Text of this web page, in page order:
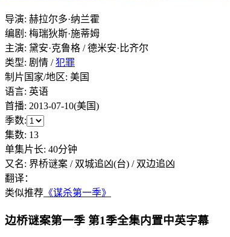
导演: 赫拉尔多·纳兰霍
编剧 : 梅瑞狄斯·施蒂姆
主演: 黛安·克鲁格 / 德米安·比齐尔
类型: 剧情 /犯罪
制片国家/地区: 美国
语言: 英语
首播: 2013-07-10(美国)
季数:
集数: 13
单集片长: 40分钟
又名: 界桥谜案 / 双城追凶(台) / 双边追凶
翻译：
类似推荐 《谋杀第一季》
边桥谜案第一季 第1季全集内置中英字幕